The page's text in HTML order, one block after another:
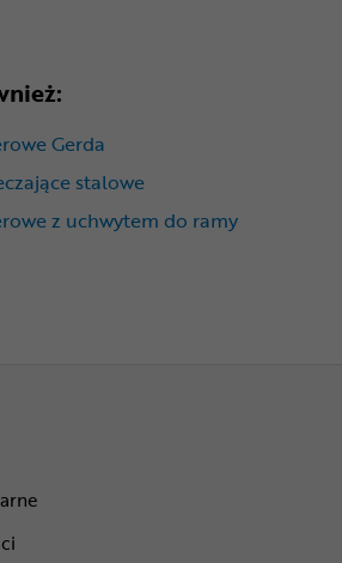
Gerda
stalowe
z uchwytem do ramy